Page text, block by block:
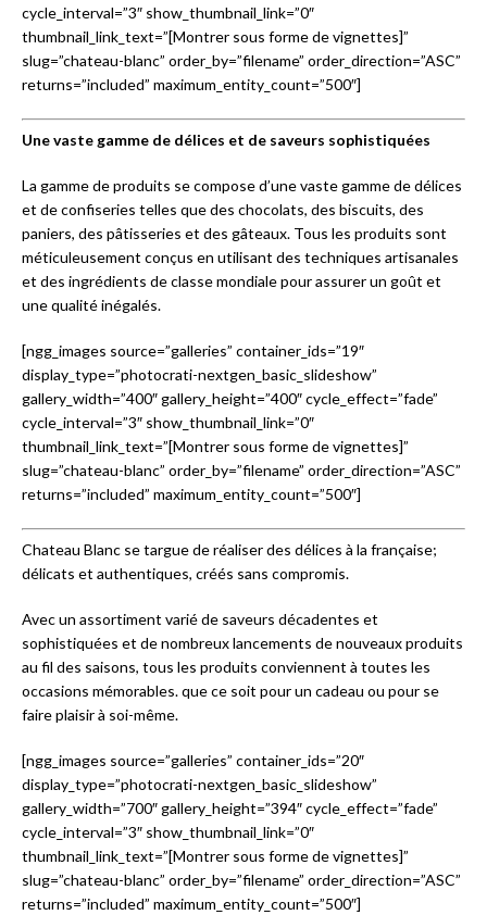
cycle_interval=”3″ show_thumbnail_link=”0″
thumbnail_link_text=”[Montrer sous forme de vignettes]”
slug=”chateau-blanc” order_by=”filename” order_direction=”ASC”
returns=”included” maximum_entity_count=”500″]
Une vaste gamme de délices et de saveurs sophistiquées
La gamme de produits se compose d’une vaste gamme de délices
et de confiseries telles que des chocolats, des biscuits, des
paniers, des pâtisseries et des gâteaux. Tous les produits sont
méticuleusement conçus en utilisant des techniques artisanales
et des ingrédients de classe mondiale pour assurer un goût et
une qualité inégalés.
[ngg_images source=”galleries” container_ids=”19″
display_type=”photocrati-nextgen_basic_slideshow”
gallery_width=”400″ gallery_height=”400″ cycle_effect=”fade”
cycle_interval=”3″ show_thumbnail_link=”0″
thumbnail_link_text=”[Montrer sous forme de vignettes]”
slug=”chateau-blanc” order_by=”filename” order_direction=”ASC”
returns=”included” maximum_entity_count=”500″]
Chateau Blanc se targue de réaliser des délices à la française;
délicats et authentiques, créés sans compromis.
Avec un assortiment varié de saveurs décadentes et
sophistiquées et de nombreux lancements de nouveaux produits
au fil des saisons, tous les produits conviennent à toutes les
occasions mémorables. que ce soit pour un cadeau ou pour se
faire plaisir à soi-même.
[ngg_images source=”galleries” container_ids=”20″
display_type=”photocrati-nextgen_basic_slideshow”
gallery_width=”700″ gallery_height=”394″ cycle_effect=”fade”
cycle_interval=”3″ show_thumbnail_link=”0″
thumbnail_link_text=”[Montrer sous forme de vignettes]”
slug=”chateau-blanc” order_by=”filename” order_direction=”ASC”
returns=”included” maximum_entity_count=”500″]